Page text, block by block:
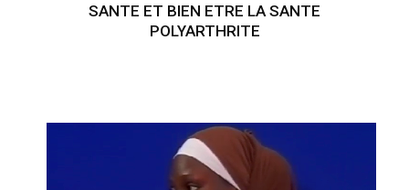
SANTE ET BIEN ETRE LA SANTE
POLYARTHRITE